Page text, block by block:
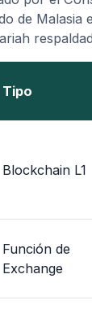
de Malasia
Tipo
Blockchain L1
Función de
Exchange